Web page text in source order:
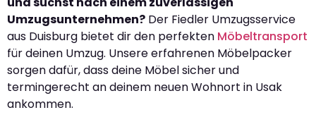
Umzugsunternehmen? Der Fiedler Umzugsservice
aus Duisburg bietet dir den perfekten Möbeltransport
für deinen Umzug. Unsere erfahrenen Möbelpacker
sorgen dafür, dass deine Möbel sicher und
termingerecht an deinem neuen Wohnort in Usak
ankommen.